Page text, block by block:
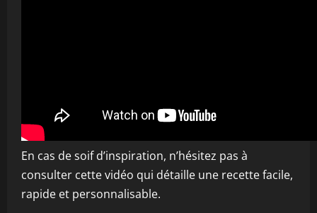
En cas de soif d’inspiration, n’hésitez pas à
consulter cette vidéo qui détaille une recette facile,
rapide et personnalisable.